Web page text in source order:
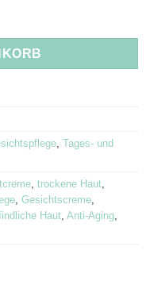
Tages- und
trockene Haut
Gesichtscreme
Haut Anti-Aging